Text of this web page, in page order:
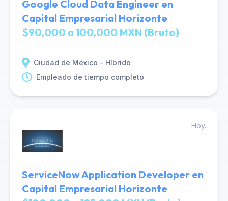
Google Cloud Data Engineer en
Capital Empresarial Horizonte
$90,000 a 100,000 MXN (Bruto)
Ciudad de México - Híbrido
Empleado de tiempo completo
Hoy.
ServiceNow Application Developer en
Capital Empresarial Horizonte